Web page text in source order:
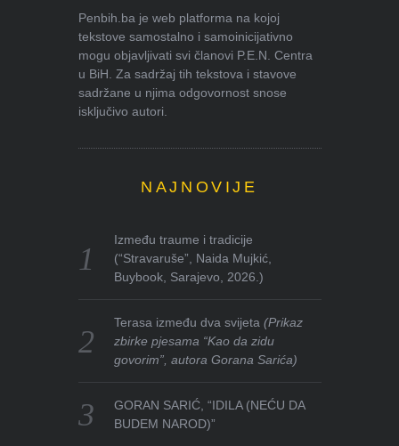
Penbih.ba je web platforma na kojoj
tekstove samostalno i samoinicijativno
mogu objavljivati svi članovi P.E.N. Centra
u BiH. Za sadržaj tih tekstova i stavove
sadržane u njima odgovornost snose
isključivo autori.
NAJNOVIJE
Između traume i tradicije
(“Stravaruše”, Naida Mujkić,
Buybook, Sarajevo, 2026.)
Terasa između dva svijeta(Prikaz
zbirke pjesama “Kao da zidu
govorim”, autora Gorana Sarića)
GORAN SARIĆ, “IDILA (NEĆU DA
BUDEM NAROD)”